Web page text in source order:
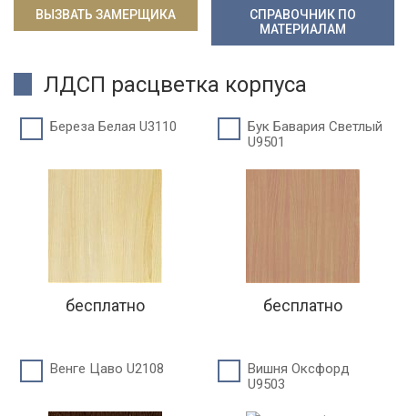
ВЫЗВАТЬ ЗАМЕРЩИКА
СПРАВОЧНИК ПО
МАТЕРИАЛАМ
ЛДСП расцветка корпуса
Береза Белая U3110
бесплатно
Бук Бавария Светлый
U9501
бесплатно
Венге Цаво U2108
Вишня Оксфорд
U9503